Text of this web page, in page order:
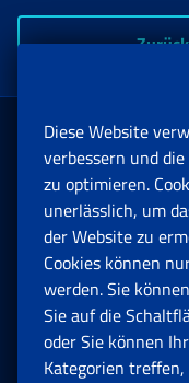
Rente und
Arbeit
Beihilfen,
Unternehmen
Diese Website
verbessern und
zu optimieren.
unerlässlich, um
der Website zu
Cookies können
werden. Sie
Sie auf die
oder Sie können
Kategorien